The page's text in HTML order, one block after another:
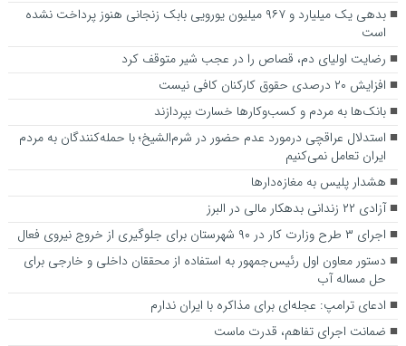
بدهی یک میلیارد و ۹۶۷ میلیون یورویی بابک زنجانی هنوز پرداخت نشده
است
رضایت اولیای دم، قصاص را در عجب شیر متوقف کرد
افزایش ۲۰ درصدی حقوق کارکنان کافی نیست
بانک‌ها به مردم و کسب‌وکارها خسارت بپردازند
استدلال عراقچی درمورد عدم حضور در شرم‌الشیخ؛ با حمله‌کنندگان به مردم
ایران تعامل نمی‌کنیم
هشدار پلیس به مغازه‌دارها
آزادی ۲۲ زندانی بدهکار مالی در البرز
اجرای ۳ طرح وزارت کار در ۹۰ شهرستان برای جلوگیری از خروج نیروی فعال
دستور معاون اول رئیس‌جمهور به استفاده از محققان داخلی و خارجی برای
حل مساله آب
ادعای ترامپ: عجله‌ای برای مذاکره با ایران ندارم
ضمانت اجرای تفاهم، قدرت ماست